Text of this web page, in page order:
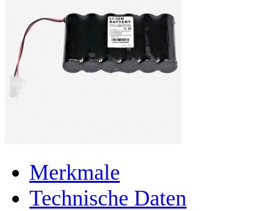
Merkmale
Technische Daten